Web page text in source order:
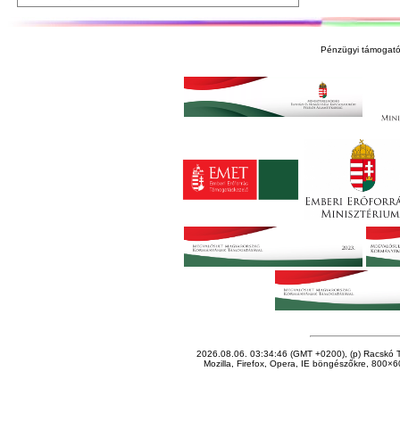
Pénzügyi
2026.08.06. 03:34:46 (GMT +0200), (p) Racskó
Mozilla, Firefox, Opera, IE böngészőkre,